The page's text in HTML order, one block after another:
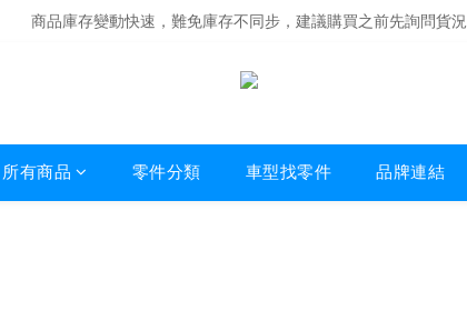
商品庫存變動快速，難免庫存不同步，建議購買之前先詢問貨況
商品庫存變動快速，難免庫存不同步，建議購買之前先詢問貨況
所有商品 零件分類 車型找零件 品牌連結